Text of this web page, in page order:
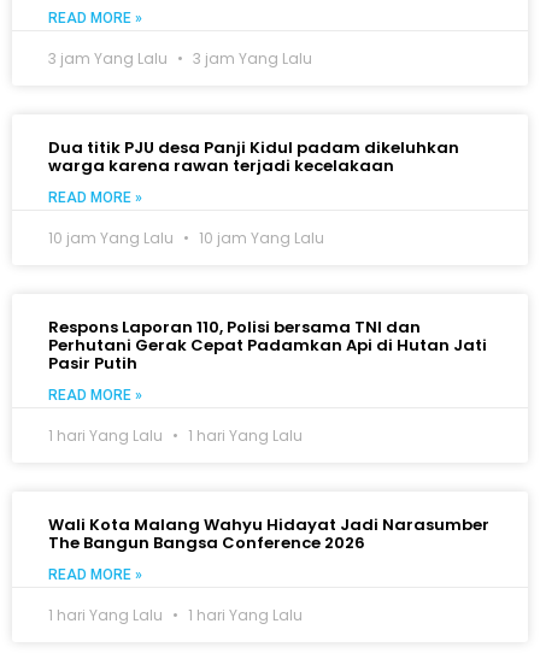
READ MORE »
3 jam Yang Lalu 3 jam Yang Lalu
Dua titik PJU desa Panji Kidul padam dikeluhkan
warga karena rawan terjadi kecelakaan
READ MORE »
10 jam Yang Lalu 10 jam Yang Lalu
Respons Laporan 110, Polisi bersama TNI dan
Perhutani Gerak Cepat Padamkan Api di Hutan Jati
Pasir Putih
READ MORE »
1 hari Yang Lalu 1 hari Yang Lalu
Wali Kota Malang Wahyu Hidayat Jadi Narasumber
The Bangun Bangsa Conference 2026
READ MORE »
1 hari Yang Lalu 1 hari Yang Lalu